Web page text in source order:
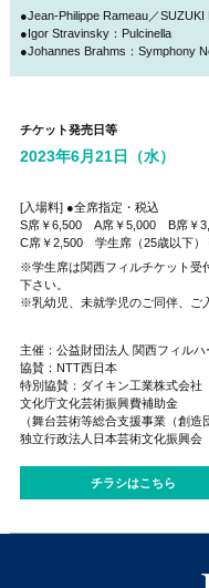
●Jean-Philippe Rameau／
●Igor Stravinsky：Pulcinella
●Johannes Brahms：Symphony
チケット発売日等
2023年6月21日（水）
[入場料] ●全席指定・税込
S席￥6,500 A席￥5,000 B席￥
C席￥2,500 学生席（25歳以下）
※学生席は関西フィルチケット受
下さい。
※乳幼児、未就学児のご同伴、ご
主催：公益財団法人 関西フィルハ
協賛：NTT西日本
特別協賛：ダイキン工業株式会社
文化庁文化芸術振興費補助金
（舞台芸術等総合支援事業（創造
独立行政法人日本芸術文化振興会
チラシはこちら